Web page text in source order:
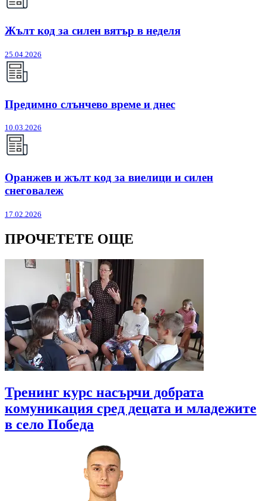
Жълт код за силен вятър в неделя
25.04.2026
Предимно слънчево време и днес
10.03.2026
Оранжев и жълт код за виелици и силен
снеговалеж
17.02.2026
ПРОЧЕТЕТЕ ОЩЕ
Тренинг курс насърчи добрата
комуникация сред децата и младежите
в село Победа